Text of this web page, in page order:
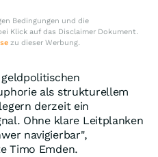
Bedingungen und die
Klick auf das Disclaimer Dokument.
zu dieser Werbung.
als strukturellem
derzeit ein
Ohne klare Leitplanken
navigierbar",
Timo Emden.